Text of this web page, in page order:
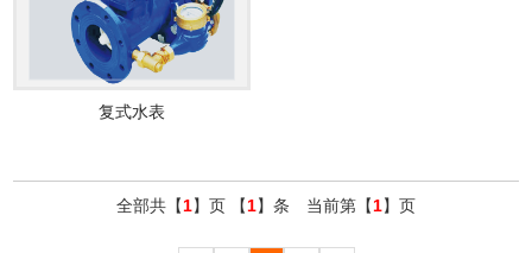
复式水表
全部共【1】页 【1】条 当前第【1】页